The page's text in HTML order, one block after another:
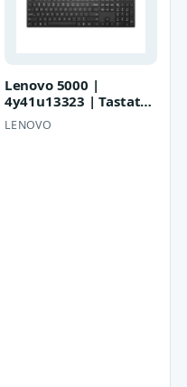
Lenovo 5000 |
4y41u13323 | Tastatur
- full size
LENOVO